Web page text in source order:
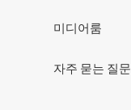
미디어룸
자주 묻는 질문